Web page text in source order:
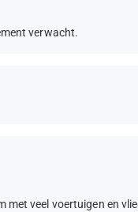
verwacht.
met veel voertuigen en